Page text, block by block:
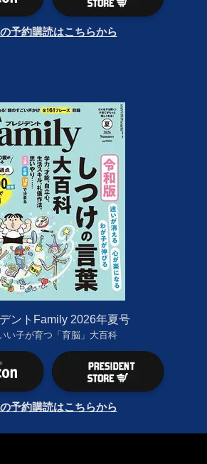
予約購読はこちらから
ントFamily 2026年夏号
い子が育つ「育脳」大百科
予約購読はこちらから